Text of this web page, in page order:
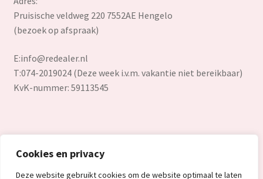
Cookies en privacy
Deze website gebruikt cookies om de website optimaal te laten
Pruisische veldweg 220 7552AE Hengelo
(bezoek op afspraak)
E:info@redealer.nl
T:074-2019024 (Deze week i.v.m. vakantie niet bereikbaar)
KvK-nummer: 59113545
© Redealer.nl | Gecontroleerde retourproducten en nieuwe
overstockproducten tegen een onverslaanbare lage prijs.